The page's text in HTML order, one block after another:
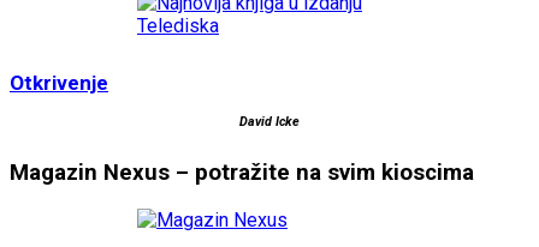
Otkrivenje
David Icke
Magazin Nexus – potražite na svim kioscima